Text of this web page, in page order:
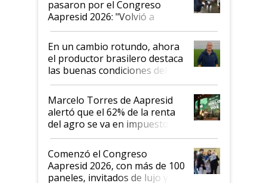
pasaron por el Congreso
Aapresid 2026: "Volvió a
demostrar que hablar del
suelo es hablar de todo el
sistema productivo"
En un cambio rotundo, ahora
el productor brasilero destaca
las buenas condiciones del
agro argentino para invertir:
"Los veo más motivados"
Marcelo Torres de Aapresid
alertó que el 62% de la renta
del agro se va en impuestos:
"No es bueno que en
Argentina se sigan discutiendo
las mismas cosas de hace 50
años"
Comenzó el Congreso
Aapresid 2026, con más de 100
paneles, invitados de lujo y